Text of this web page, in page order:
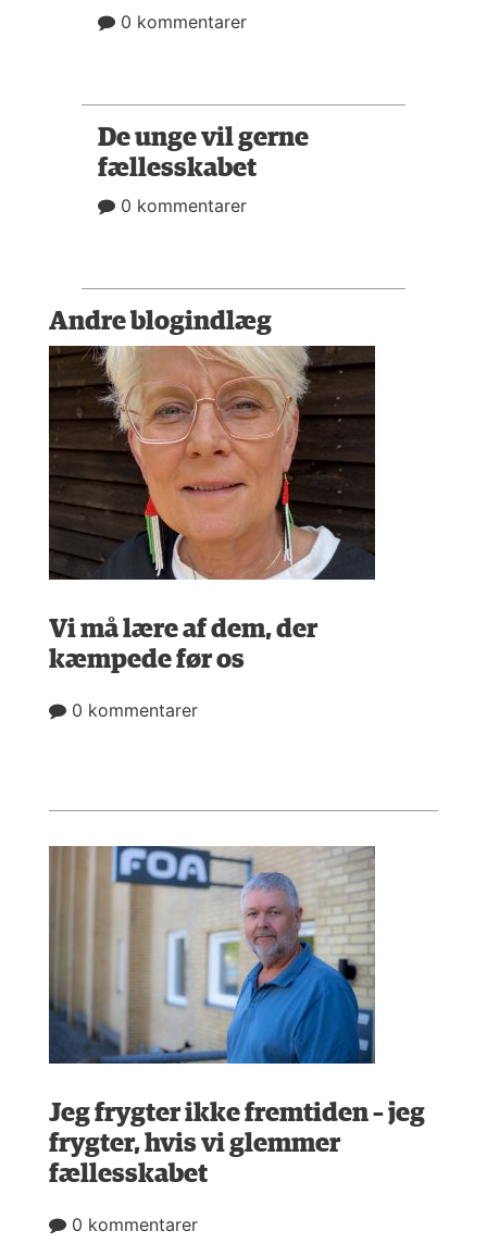
0 kommentarer
De unge vil gerne
fællesskabet
0 kommentarer
Andre blogindlæg
Vi må lære af dem, der
kæmpede før os
0 kommentarer
Jeg frygter ikke fremtiden – jeg
frygter, hvis vi glemmer
fællesskabet
0 kommentarer